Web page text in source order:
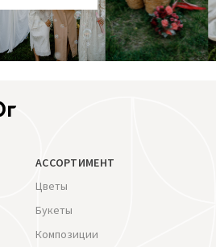
АССОРТИМЕНТ
Цветы
Букеты
Композиции